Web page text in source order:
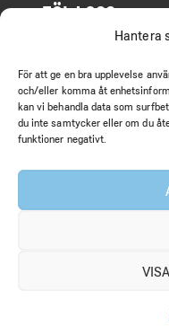
Hantera
För att ge en bra upplevelse
och/eller komma åt
kan vi behandla data som
du inte samtycker eller om du
funktioner negativt.
FÖLJ OSS
LinkedIn
Instagram
MEDIA